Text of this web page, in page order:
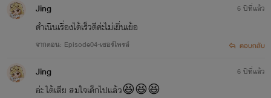
Jing
ดำเนินเรื่องได้เร็วดีค่ะไม่เยิ่นเย้อ
จากตอน: Episode04-เซอร์ไพรส์
6 ปีที่แล้ว
ตอบกลับ
Jing
อ่ะ ได้เสีย สมใจเด็กไปแล้ว😆😆😆
6 ปีที่แล้ว